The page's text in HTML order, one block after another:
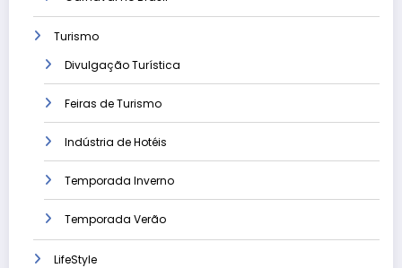
Turismo
Divulgação Turística
Feiras de Turismo
Indústria de Hotéis
Temporada Inverno
Temporada Verão
LifeStyle